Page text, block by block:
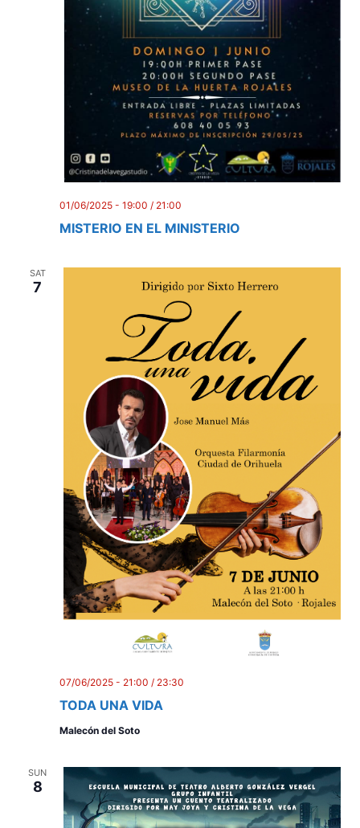
MISTERIO EN EL MINISTERIO
01/06/2025 - 19:00 / 21:00
SAT
7
TODA UNA VIDA
07/06/2025 - 21:00 / 23:30
Malecón del Soto
SUN
8